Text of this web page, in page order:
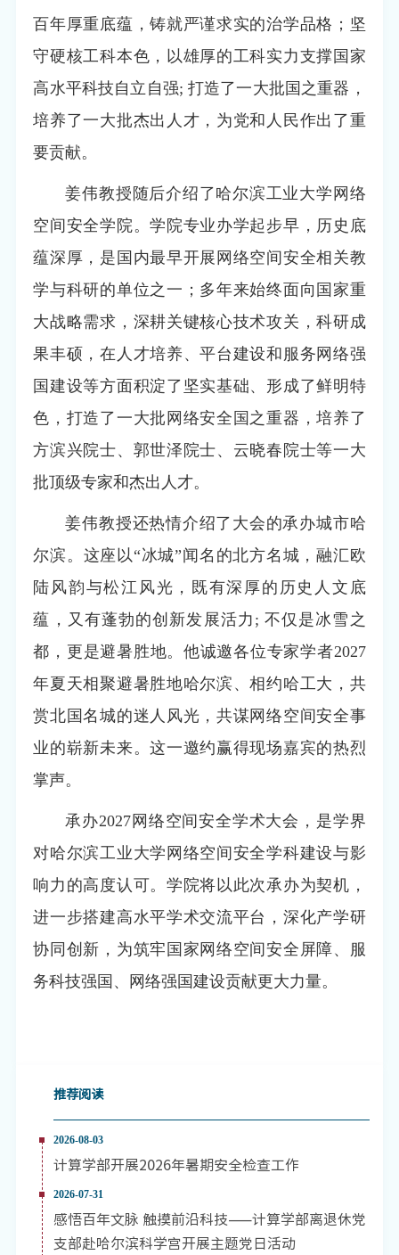
百年厚重底蕴，铸就严谨求实的治学品格；坚
守硬核工科本色，以雄厚的工科实力支撑国家
高水平科技自立自强; 打造了一大批国之重器，
培养了一大批杰出人才，为党和人民作出了重
要贡献。
姜伟教授随后介绍了哈尔滨工业大学网络
空间安全学院。学院专业办学起步早，历史底
蕴深厚，是国内最早开展网络空间安全相关教
学与科研的单位之一；多年来始终面向国家重
大战略需求，深耕关键核心技术攻关，科研成
果丰硕，在人才培养、平台建设和服务网络强
国建设等方面积淀了坚实基础、形成了鲜明特
色，打造了一大批网络安全国之重器，培养了
方滨兴院士、郭世泽院士、云晓春院士等一大
批顶级专家和杰出人才。
姜伟教授还热情介绍了大会的承办城市哈
尔滨。这座以“冰城”闻名的北方名城，融汇欧
陆风韵与松江风光，既有深厚的历史人文底
蕴，又有蓬勃的创新发展活力; 不仅是冰雪之
都，更是避暑胜地。他诚邀各位专家学者2027
年夏天相聚避暑胜地哈尔滨、相约哈工大，共
赏北国名城的迷人风光，共谋网络空间安全事
业的崭新未来。这一邀约赢得现场嘉宾的热烈
掌声。
承办2027网络空间安全学术大会，是学界
对哈尔滨工业大学网络空间安全学科建设与影
响力的高度认可。学院将以此次承办为契机，
进一步搭建高水平学术交流平台，深化产学研
协同创新，为筑牢国家网络空间安全屏障、服
务科技强国、网络强国建设贡献更大力量。
推荐阅读
2026-08-03
计算学部开展2026年暑期安全检查工作
2026-07-31
感悟百年文脉 触摸前沿科技——计算学部离退休党
支部赴哈尔滨科学宫开展主题党日活动